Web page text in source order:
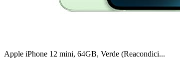
Apple iPhone 12 mini, 64GB, Verde (Reacondici...